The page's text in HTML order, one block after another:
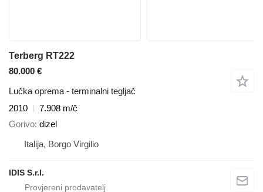
Terberg RT222
80.000 €
Lučka oprema - terminalni tegljač
2010
7.908 m/č
Gorivo dizel
Italija, Borgo Virgilio
IDIS S.r.l.